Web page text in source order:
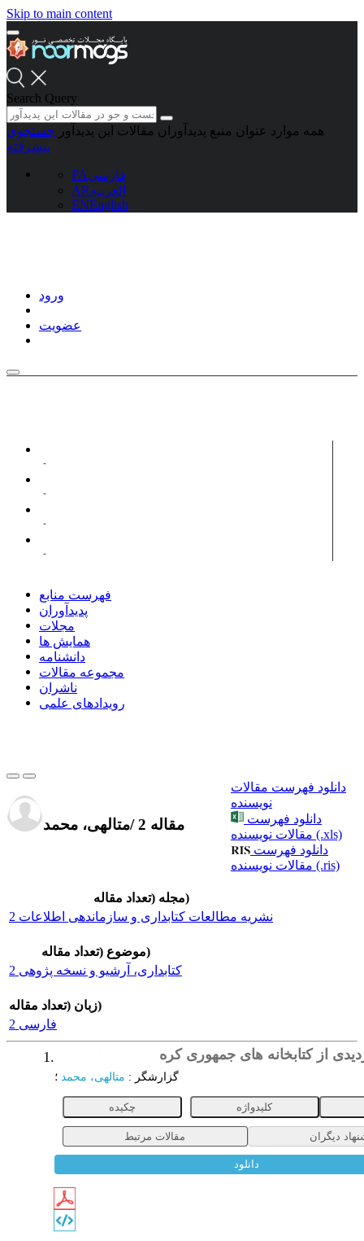
Skip to main content
Search Query
همه موارد عنوان منبع پدیدآوران مقالات این پدیدآور جستجوی
پیشرفته
FAفارسی
ARالعربیه
ENEnglish
ورود
عضویت
فهرست منابع
پدیدآوران
مجلات
همایش ها
دانشنامه
مجموعه مقالات
ناشران
رویدادهای علمی
متالهی، محمد/ 2 مقاله
دانلود فهرست مقالات
نویسنده
مقالات نویسنده (.xls)
مقالات نویسنده (.ris)
مجله (تعداد مقاله)
نشریه مطالعات کتابداری و سازماندهی اطلاعات 2
موضوع (تعداد مقاله)
كتابداری، آرشیو و نسخه پژوهی 2
زبان (تعداد مقاله)
فارسی 2
1. از کتابخانه های جمهوری کره
گزارشگر : متالهی، محمد ؛
چکیده کلیدواژه
مقالات مرتبط دیگران
دانلود